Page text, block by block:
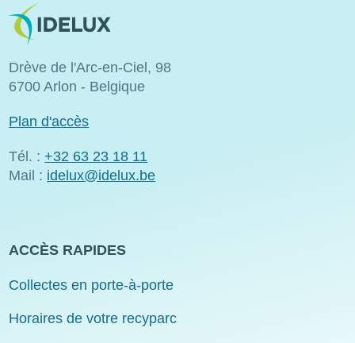
Image
Drève de l'Arc-en-Ciel, 98
6700 Arlon - Belgique
Plan d'accès
Tél. : +32 63 23 18 11
Mail : idelux@idelux.be
ACCÈS RAPIDES
Collectes en porte-à-porte
Horaires de votre recyparc